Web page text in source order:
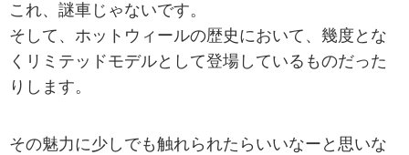
これ、謎車じゃないです。
そして、ホットウィールの歴史において、幾度とな
くリミテッドモデルとして登場しているものだった
りします。
その魅力に少しでも触れられたらいいなーと思いな